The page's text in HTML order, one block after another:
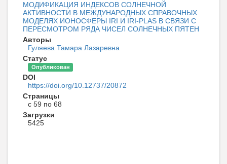
МОДИФИКАЦИЯ ИНДЕКСОВ СОЛНЕЧНОЙ
АКТИВНОСТИ В МЕЖДУНАРОДНЫХ СПРАВОЧНЫХ
МОДЕЛЯХ ИОНОСФЕРЫ IRI И IRI-PLAS В СВЯЗИ С
ПЕРЕСМОТРОМ РЯДА ЧИСЕЛ СОЛНЕЧНЫХ ПЯТЕН
Авторы
Гуляева Тамара Лазаревна
Статус
Опубликован
DOI
https://doi.org/10.12737/20872
Страницы
с 59 по 68
Загрузки
5425